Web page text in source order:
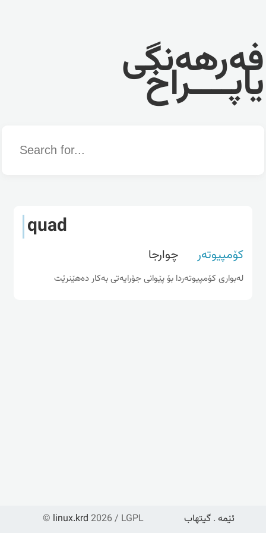
فەرهەنگی
یاپــــراخ
Word
quad
کۆمپیوتەر چوارجا
له‌بواری كۆمپیوته‌ردا بۆ پێوانی جۆرایه‌تی به‌كار ده‌هێنرێت
© linux.krd 2026 / LGPL ئێمە . گیتهاب